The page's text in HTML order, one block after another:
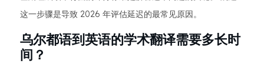
这一步骤是导致 2026 年评估延迟的最常见原因。
乌尔都语到英语的学术翻译需要多长时
间？